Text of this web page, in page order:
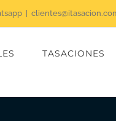
TASACIONES